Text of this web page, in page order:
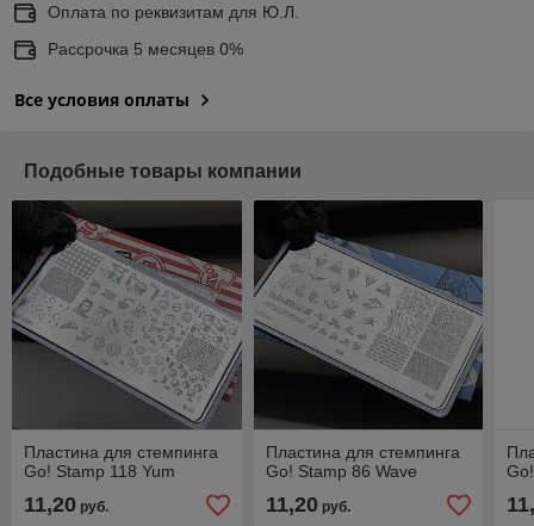
Оплата по реквизитам для Ю.Л.
Рассрочка 5 месяцев 0%
Все условия оплаты
Подобные товары компании
Пластина для стемпинга
Go! Stamp 118 Yum
11,20 руб.
Пластина для стемпинга
Go! Stamp 86 Wave
11,20руб.